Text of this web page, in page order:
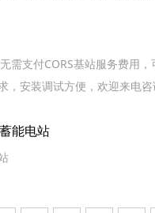
需支付CORS基站服务费用
，安装调试方便，欢迎来电咨
能电站